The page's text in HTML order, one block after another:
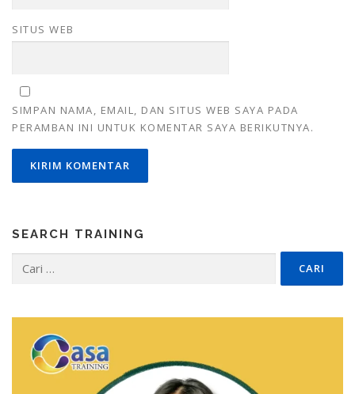
SITUS WEB
SIMPAN NAMA, EMAIL, DAN SITUS WEB SAYA PADA
PERAMBAN INI UNTUK KOMENTAR SAYA BERIKUTNYA.
SEARCH TRAINING
untuk: